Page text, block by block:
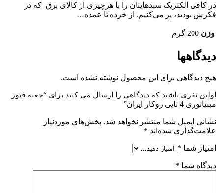
در کافی الکتریک سبدهایتان را با هرچیزی از کالای برق که در
فکرش بودید، پر می‌کنیم. از خرده تا عمده…
وزن 200 گرم
دیدگاهها
هیچ دیدگاهی برای این محصول نوشته نشده است.
اولین نفری باشید که دیدگاهی را ارسال می کنید برای “جعبه فیوز
مینیاتوری 4 تایی روکار ایران”
نشانی ایمیل شما منتشر نخواهد شد. بخش‌های موردنیاز
علامت‌گذاری شده‌اند *
امتیاز شما *
دیدگاه شما *